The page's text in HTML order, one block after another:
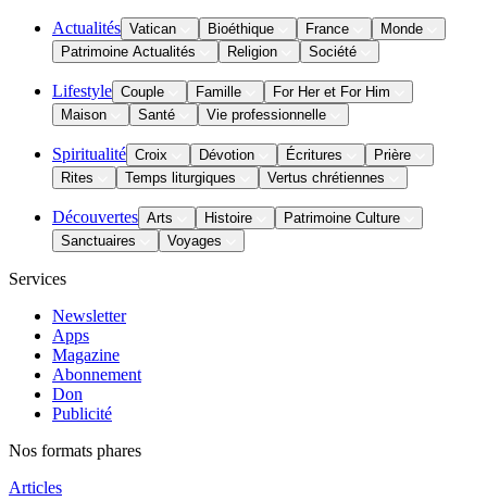
Actualités Vatican Bioéthique France
Monde
Patrimoine Actualités
Religion Société
Lifestyle Couple Famille
For Her et For Him
Maison
Santé Vie professionnelle
Spiritualité Croix Dévotion Écritures
Prière
Rites
Temps liturgiques Vertus chrétiennes
Découvertes Arts Histoire
Patrimoine Culture
Sanctuaires
Voyages
Services
Newsletter
Apps
Magazine
Abonnement
Don
Publicité
Nos formats phares
Articles